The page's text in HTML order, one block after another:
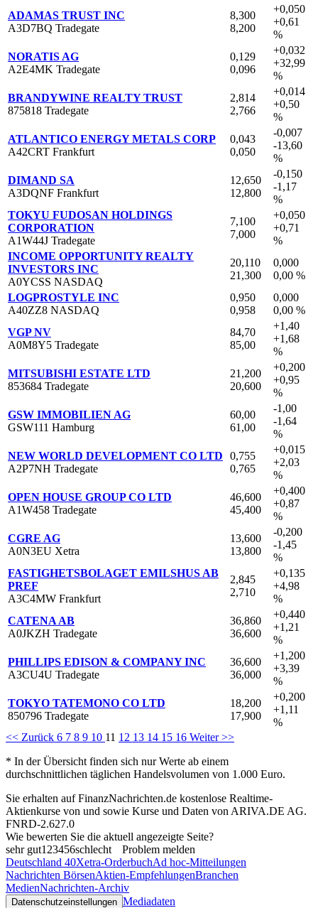
ADAMAS TRUST INC
A3D7BQ Tradegate
8,300
8,200
+0,050
+0,61
%
NORATIS AG
A2E4MK Tradegate
0,129
0,096
+0,032
+32,99
%
BRANDYWINE REALTY TRUST
875818 Tradegate
2,814
2,766
+0,014
+0,50
%
ATLANTICO ENERGY METALS CORP
A42CRT Frankfurt
0,043
0,050
-0,007
-13,60
%
DIMAND SA
A3DQNF Frankfurt
12,650
12,800
-0,150
-1,17
%
TOKYU FUDOSAN HOLDINGS
CORPORATION
A1W44J Tradegate
7,100
7,000
+0,050
+0,71
%
INCOME OPPORTUNITY REALTY
INVESTORS INC
A0YCSS NASDAQ
20,110
21,300
0,000
0,00 %
LOGPROSTYLE INC
A40ZZ8 NASDAQ
0,950
0,958
0,000
0,00 %
VGP NV
A0M8Y5 Tradegate
84,70
85,00
+1,40
+1,68
%
MITSUBISHI ESTATE LTD
853684 Tradegate
21,200
20,600
+0,200
+0,95
%
GSW IMMOBILIEN AG
GSW111 Hamburg
60,00
61,00
-1,00
-1,64
%
NEW WORLD DEVELOPMENT CO LTD
A2P7NH Tradegate
0,755
0,765
+0,015
+2,03
%
OPEN HOUSE GROUP CO LTD
A1W458 Tradegate
46,600
45,400
+0,400
+0,87
%
CGRE AG
A0N3EU Xetra
13,600
13,800
-0,200
-1,45
%
FASTIGHETSBOLAGET EMILSHUS AB
PREF
A3C4MW Frankfurt
2,845
2,710
+0,135
+4,98
%
CATENA AB
A0JKZH Tradegate
36,860
36,600
+0,440
+1,21
%
PHILLIPS EDISON & COMPANY INC
A3CU4U Tradegate
36,600
36,000
+1,200
+3,39
%
TOKYO TATEMONO CO LTD
850796 Tradegate
18,200
17,900
+0,200
+1,11
%
<< Zurück 6 7 8 9 10 11 12 13 14 15 16 Weiter >>
* In der Übersicht finden sich nur Werte ab einem
durchschnittlichen täglichen Handelsvolumen von 1.000 Euro.
Sie erhalten auf FinanzNachrichten.de kostenlose Realtime-
Aktienkurse von und sowie Kurse und Daten von ARIVA.DE AG.
FNRD-2.627.0
Wie bewerten Sie die aktuell angezeigte Seite?
sehr gut1 23456schlecht
Problem melden
Deutschland 40Xetra-OrderbuchAd hoc-Mitteilungen
Nachrichten BörsenAktien-EmpfehlungenBranchen
MedienNachrichten-Archiv
Datenschutzeinstellungen Mediadaten